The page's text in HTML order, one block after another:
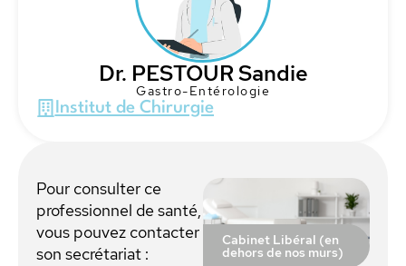
Dr. PESTOUR Sandie
Gastro-Entérologie
Institut de Chirurgie
Pour consulter ce
professionnel de santé,
vous pouvez contacter
son secrétariat :
Cabinet Libéral (en
dehors de nos murs)